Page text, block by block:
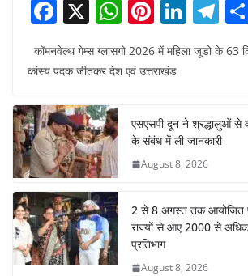
F
a
c
b
o
o
k
X W
h
at
s
A
p
p
Pi
nt
er
st
Li
k
dI
n
T
e
a
m
कॉमनवेल्थ गेम्स ग्लासगो 2026 में महिला जूडो के 63
कांस्य पदक जीतकर देश एवं उत्तराखंड
एसएसपी दून ने श्रद्धालुओं से
के संबंध में ली जानकारी
August 8, 2026
2 से 8 अगस्त तक आयोजित
राज्यों से आए 2000 से अधिक
प्रतिभाग
August 8, 2026